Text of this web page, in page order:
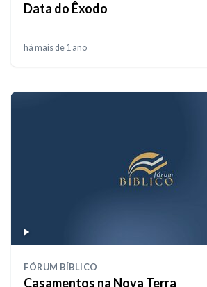
Data do Êxodo
há mais de 1 ano
FÓRUM BÍBLICO
Casamentos na Nova Terra